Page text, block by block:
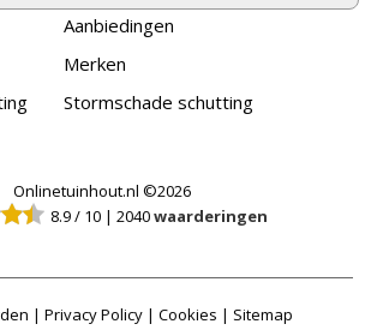
Aanbiedingen
Merken
Stormschade schutting
Onlinetuinhout.nl ©2026
8.9/ 10 | 2040waarderingen
| Privacy Policy | Cookies | Sitemap